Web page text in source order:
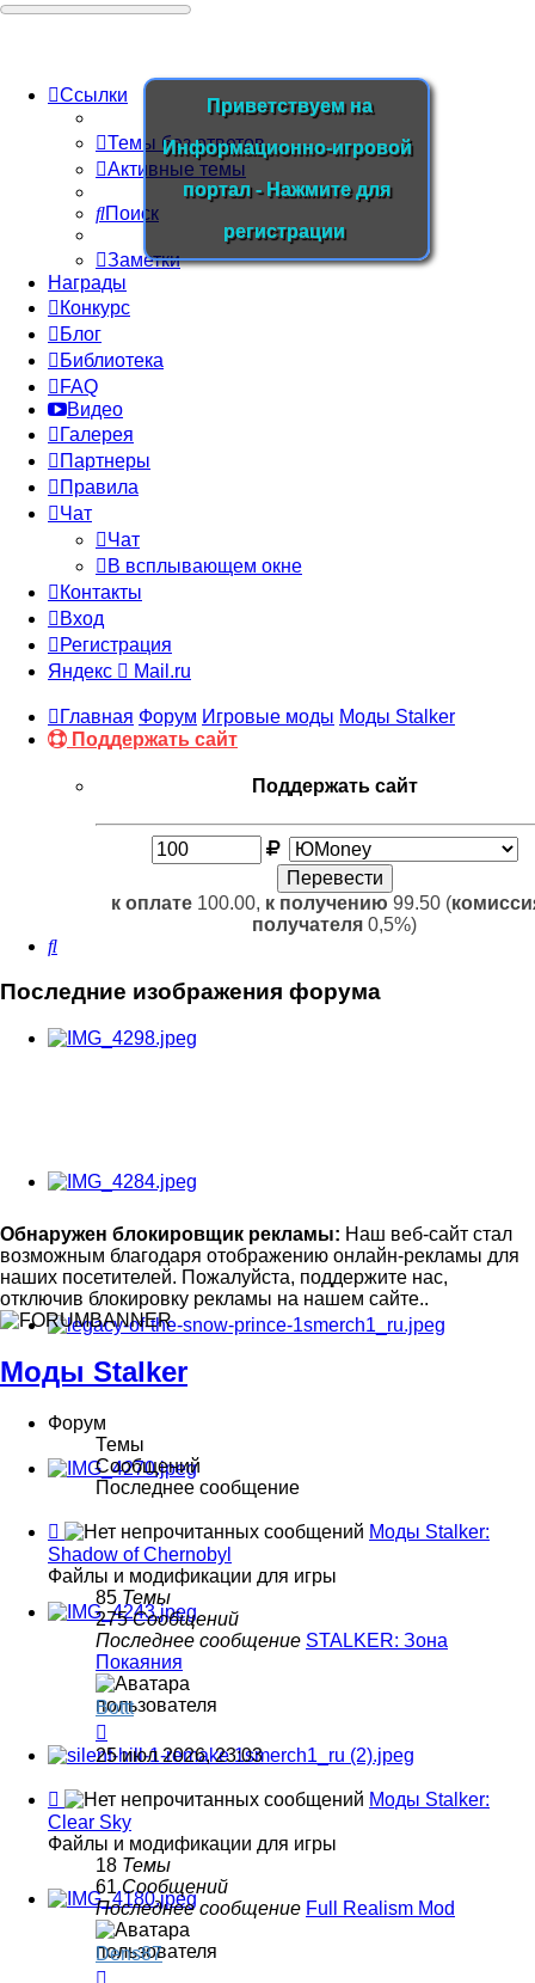
Приветствуем на
Информационно-игровой
портал - Нажмите для
регистрации
Ссылки
Темы без ответов
Активные темы
Поиск
Заметки
Награды
Конкурс
Блог
Библиотека
FAQ
Видео
Галерея
Партнеры
Правила
Чат
Чат
В всплывающем окне
Контакты
Вход
Регистрация
Яндекс
Mail.ru
Главная Форум Игровые моды Моды Stalker
Поддержать сайт
Поддержать сайт
к оплате100.00, к получению 99.50 (
получателя 0,5%)
Поиск
Последние изображения форума
Обнаружен блокировщик рекламы: Наш веб-сайт стал
возможным благодаря отображению онлайн-рекламы для
наших посетителей. Пожалуйста, поддержите нас,
отключив блокировку рекламы на нашем сайте..
Моды Stalker
Форум
Темы
Сообщений
Последнее сообщение
Канал
-
Моды
Stalker:
Shadow
Chernobyl
Моды Stalker:
Shadow of Chernobyl
Файлы и модификации для игры
85 Темы
275Сообщений
Последнее сообщение STALKER: Зона
Покаяния
Bottt
к
последнему
сообщению
25 июл 2026, 23:03
Канал
-
Моды
Stalker:
Clear
Sky
Моды Stalker:
Clear Sky
Файлы и модификации для игры
18 Темы
61Сообщений
Последнее сообщение Full Realism Mod
Dens87